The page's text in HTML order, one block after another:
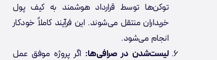
توکن‌ها توسط قرارداد هوشمند به کیف پول
خریداران منتقل می‌شوند. این فرآیند کاملاً خودکار
انجام می‌شود.
لیست‌شدن در صرافی‌ها: اگر پروژه موفق عمل